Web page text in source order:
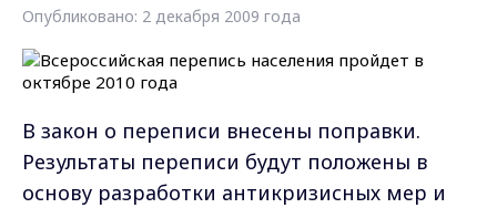
Опубликовано: 2 декабря 2009 года
В закон о переписи внесены поправки.
Результаты переписи будут положены в
основу разработки антикризисных мер и